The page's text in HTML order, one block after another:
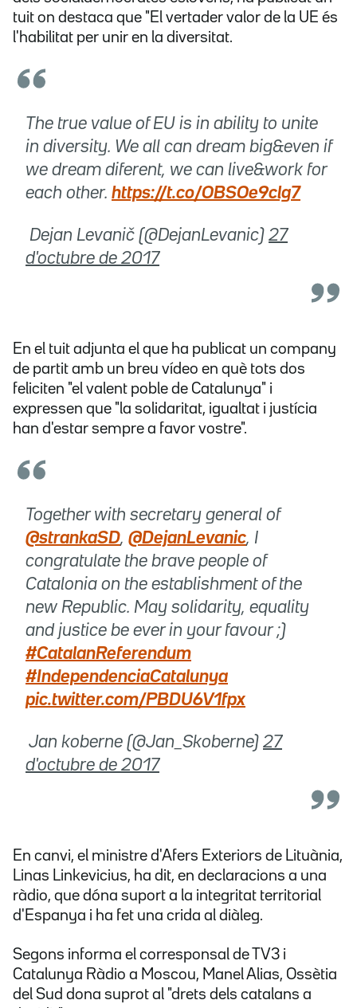
tuit on destaca que "El vertader valor de la UE és
l'habilitat per unir en la diversitat.
The true value of EU is in ability to unite
in diversity. We all can dream big&even if
we dream diferent, we can live&work for
each other. https://t.co/OBSOe9clg7
 Dejan Levanič (@DejanLevanic) 27
d'octubre de 2017
En el tuit adjunta el que ha publicat un company
de partit amb un breu vídeo en què tots dos
feliciten "el valent poble de Catalunya" i
expressen que "la solidaritat, igualtat i justícia
han d'estar sempre a favor vostre".
Together with secretary general of
@strankaSD, @DejanLevanic, I
congratulate the brave people of
Catalonia on the establishment of the
new Republic. May solidarity, equality
and justice be ever in your favour ;)
#CatalanReferendum
#IndependenciaCatalunya
pic.twitter.com/PBDU6V1fpx
 Jan koberne (@Jan_Skoberne) 27
d'octubre de 2017
En canvi, el ministre d'Afers Exteriors de Lituània,
Linas Linkevicius, ha dit, en declaracions a una
ràdio, que dóna suport a la integritat territorial
d'Espanya i ha fet una crida al diàleg.
Segons informa el corresponsal de TV3 i
Catalunya Ràdio a Moscou, Manel Alias, Ossètia
del Sud dona suprot al "drets dels catalans a